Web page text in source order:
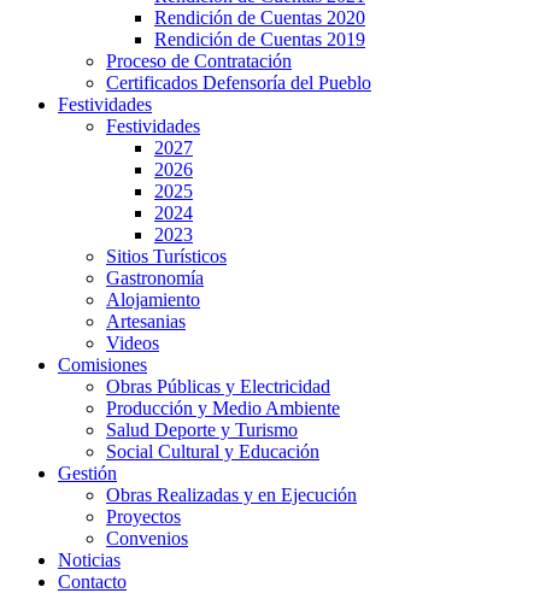
Rendición de Cuentas 2020
Rendición de Cuentas 2019
Proceso de Contratación
Certificados Defensoría del Pueblo
Festividades
Festividades
2027
2026
2025
2024
2023
Sitios Turísticos
Gastronomía
Alojamiento
Artesanias
Videos
Comisiones
Obras Públicas y Electricidad
Producción y Medio Ambiente
Salud Deporte y Turismo
Social Cultural y Educación
Gestión
Obras Realizadas y en Ejecución
Proyectos
Convenios
Noticias
Contacto